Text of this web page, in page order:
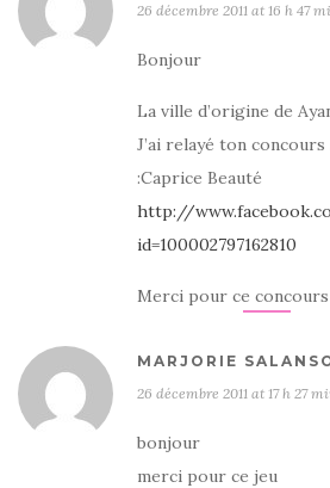
26 décembre 2011 at 16 h 47
Bonjour
La ville d’origine de
J’ai relayé ton
:Caprice Beauté
http://
id=100002797162810
Merci pour ce concours
MARJORIE
26 décembre 2011 at 17 h 27
bonjour
merci pour ce jeu